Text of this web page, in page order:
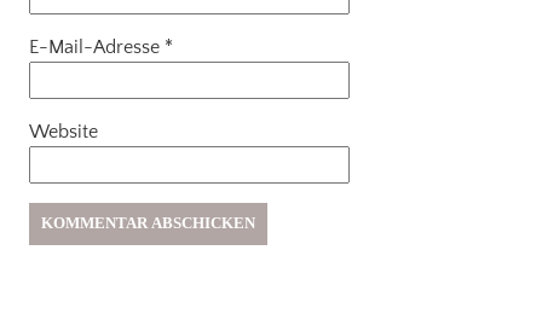
E-Mail-Adresse *
Website